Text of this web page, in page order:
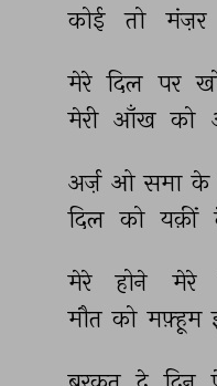
कोई
तो मंज़र
मेरे दिल पर
मेरी आँख को
अर्ज़ ओ समा के
दिल को यक़ीं
मेरे होने मेरे
मौत को मफ़्हूम